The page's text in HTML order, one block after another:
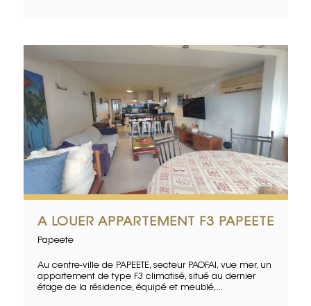
A LOUER APPARTEMENT F3 PAPEETE
Papeete
Au centre-ville de PAPEETE, secteur PAOFAI, vue mer, un
appartement de type F3 climatisé, situé au dernier
étage de la résidence, équipé et meublé,...